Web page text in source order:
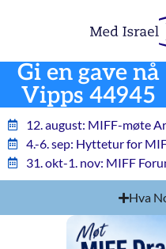
Gi en gave nå
Vipps 44945
12. august: MIFF-møte
4.-6. sep: Hyttetur for
31. okt-1. nov: MIFF
Hva